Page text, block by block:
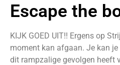
Escape the
KIJK GOED UIT!! Ergens op
moment kan afgaan. Je kan
dit rampzalige gevolgen heeft